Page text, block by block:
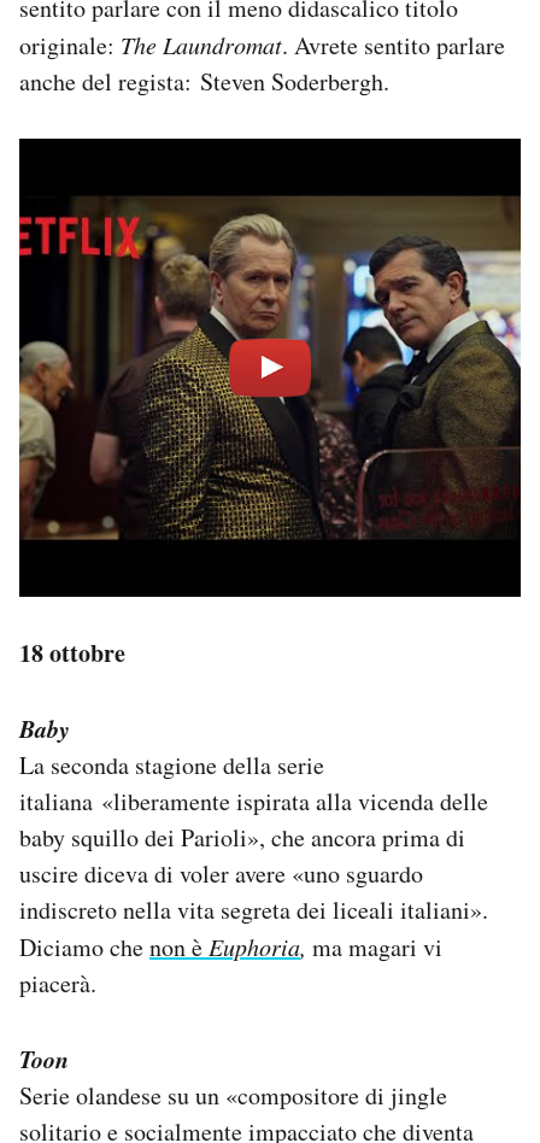
sentito parlare con il meno didascalico titolo
originale: The Laundromat. Avrete sentito parlare
anche del regista: Steven Soderbergh.
18 ottobre
Baby
La seconda stagione della serie
italiana «liberamente ispirata alla vicenda delle
baby squillo dei Parioli», che ancora prima di
uscire diceva di voler avere «uno sguardo
indiscreto nella vita segreta dei liceali italiani».
Diciamo chenon èEuphoria, ma magari vi
piacerà.
Toon
Serie olandese su un «compositore di jingle
solitario e socialmente impacciato che diventa